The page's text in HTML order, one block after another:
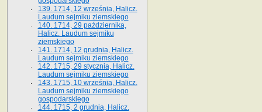
139. 1714, 12 września, Halicz.
Laudum sejmiku ziemskiego
140. 1714, 29 października,
Halicz. Laudum sejmiku
ziemskiego
141. 1714, 12 grudnia, Halicz.
Laudum sejmiku ziemskiego
142. 1715, 29 stycznia, Halicz.
Laudum sejmiku ziemskiego
143. 1715, 10 września, Halicz.
Laudum sejmiku ziemskiego
gospodarskiego
144. 1715, 2 grudnia, Halicz.